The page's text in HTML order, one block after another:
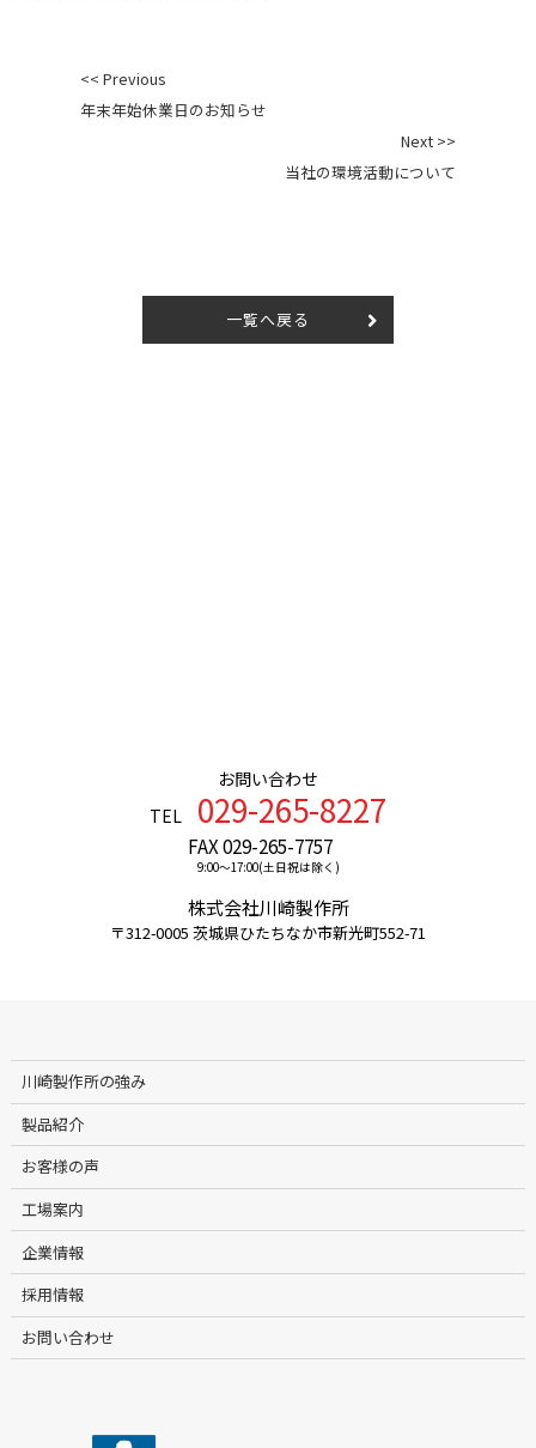
投
稿
ナ
<< Previous
年末年始休業日のお知らせ
Next >>
当社の環境活動について
一覧へ戻る
お問い合わせ
TEL
029-265-8227
FAX 029-265-7757
9:00〜17:00(土日祝は除く)
株式会社川崎製作所
〒312-0005 茨城県ひたちなか市新光町552-71
川崎製作所の強み
製品紹介
お客様の声
工場案内
企業情報
採用情報
お問い合わせ